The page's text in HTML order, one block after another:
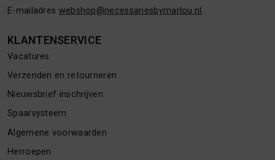
E-mailadres webshop@necessariesbymarlou.nl
KLANTENSERVICE
Vacatures
Verzenden en retourneren
Nieuwsbrief inschrijven
Spaarsysteem
Algemene voorwaarden
Herroepen